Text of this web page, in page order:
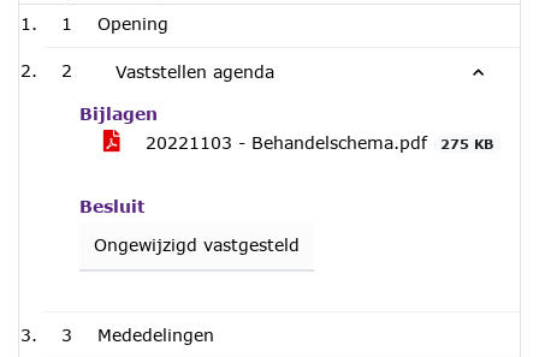
1 Opening
2 Vaststellen agenda
Bijlagen
20221103 - Behandelschema.pdf
275 KB
Besluit
Ongewijzigd vastgesteld
3 Mededelingen